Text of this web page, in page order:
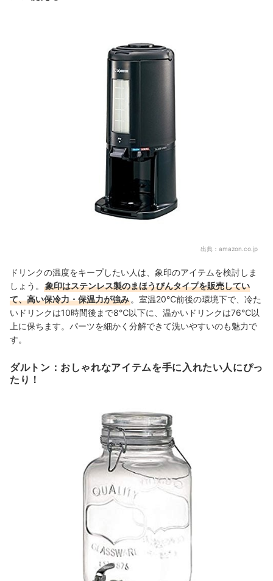
出典： amazon.co.jp
ドリンクの温度をキープしたい人は、象印のアイテムを検討しま
しょう。
象印はステンレス製のまほうびんタイプを販売してい
て、高い保冷力・保温力が強み。室温20℃前後の環境下で、冷た
いドリンクは10時間後まで8℃以下に、温かいドリンクは76℃以
上に保ちます。パーツを細かく分解できて洗いやすいのも魅力で
す。
ダルトン：おしゃれなアイテムを手に入れたい人にぴっ
たり！